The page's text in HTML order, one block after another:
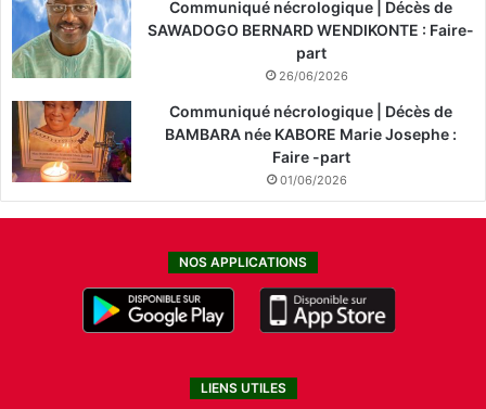
Communiqué nécrologique | Décès de
SAWADOGO BERNARD WENDIKONTE : Faire-
part
26/06/2026
Communiqué nécrologique | Décès de
BAMBARA née KABORE Marie Josephe :
Faire -part
01/06/2026
NOS APPLICATIONS
LIENS UTILES